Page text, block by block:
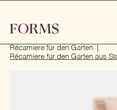
Récamiere für den Garten
Récamiere für den Garten aus